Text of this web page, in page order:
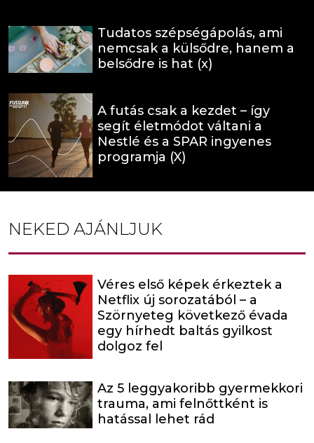
Tudatos szépségápolás, ami
nemcsak a külsődre, hanem a
belsődre is hat (x)
A futás csak a kezdet – így
segít életmódot váltani a
Nestlé és a SPAR ingyenes
programja (X)
NEKED AJÁNLJUK
Véres első képek érkeztek a
Netflix új sorozatából – a
Szörnyeteg következő évada
egy hírhedt baltás gyilkost
dolgoz fel
Az 5 leggyakoribb gyermekkori
trauma, ami felnőttként is
hatással lehet rád